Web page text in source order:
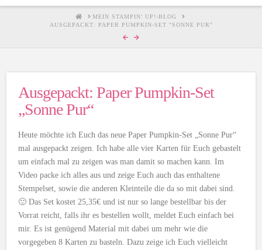
HOMEMEIN STAMPIN' UP!-BLOG
AUSGEPACKT: PAPER PUMPKIN-SET "SONNE PUR"
Ausgepackt: Paper Pumpkin-Set
„Sonne Pur“
Heute möchte ich Euch das neue Paper Pumpkin-Set „Sonne Pur“
mal ausgepackt zeigen. Ich habe alle vier Karten für Euch gebastelt
um einfach mal zu zeigen was man damit so machen kann. Im
Video packe ich alles aus und zeige Euch auch das enthaltene
Stempelset, sowie die anderen Kleinteile die da so mit dabei sind.
🙂 Das Set kostet 25,35€ und ist nur so lange bestellbar bis der
Vorrat reicht, falls ihr es bestellen wollt, meldet Euch einfach bei
mir. Es ist genügend Material mit dabei um mehr wie die
vorgegeben 8 Karten zu basteln. Dazu zeige ich Euch vielleicht